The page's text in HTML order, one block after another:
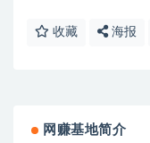
收藏 海报
网赚基地简介